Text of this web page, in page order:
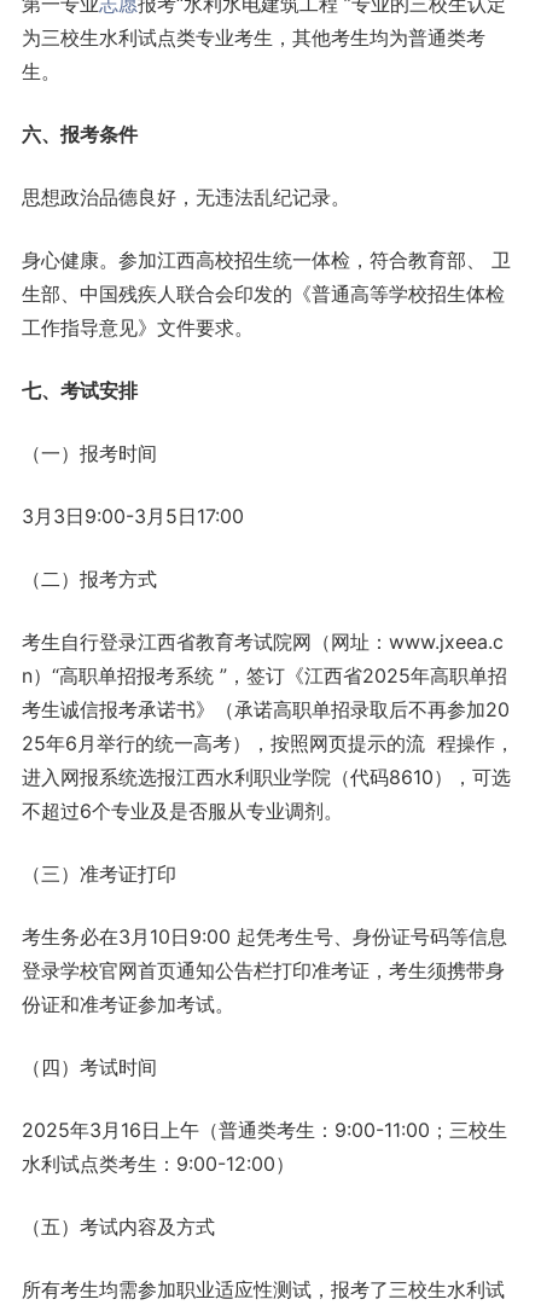
为三校生水利试点类专业考生，其他考生均为普通类考
生。
六、报考条件
思想政治品德良好，无违法乱纪记录。
身心健康。参加江西高校招生统一体检，符合教育部、 卫
生部、中国残疾人联合会印发的《普通高等学校招生体检
工作指导意见》文件要求。
七、考试安排
（一）报考时间
3月3日9:00-3月5日17:00
（二）报考方式
考生自行登录江西省教育考试院网（网址：www.jxeea.c
n）“高职单招报考系统 ”，签订《江西省2025年高职单招
考生诚信报考承诺书》（承诺高职单招录取后不再参加20
25年6月举行的统一高考），按照网页提示的流 程操作，
进入网报系统选报江西水利职业学院（代码8610），可选
不超过6个专业及是否服从专业调剂。
（三）准考证打印
考生务必在3月10日9:00 起凭考生号、身份证号码等信息
登录学校官网首页通知公告栏打印准考证，考生须携带身
份证和准考证参加考试。
（四）考试时间
2025年3月16日上午（普通类考生：9:00-11:00；三校生
水利试点类考生：9:00-12:00）
（五）考试内容及方式
所有考生均需参加职业适应性测试，报考了三校生水利试